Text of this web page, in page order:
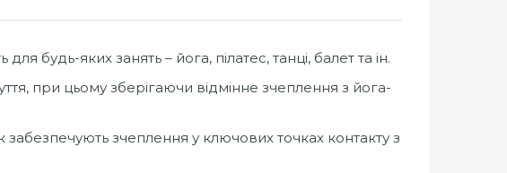
будь-яких занять – йога, пілатес, танці, балет та ін.
при цьому зберігаючи відмінне зчеплення з йога-
зчеплення у ключових точках контакту з